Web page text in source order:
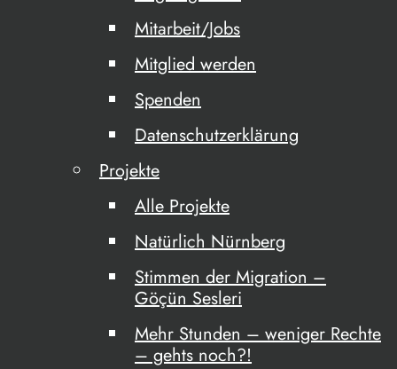
Mitarbeit/Jobs
Mitglied werden
Spenden
Datenschutzerklärung
Projekte
Alle Projekte
Natürlich Nürnberg
Stimmen der Migration –
Göçün Sesleri
Mehr Stunden – weniger Rechte
– gehts noch?!